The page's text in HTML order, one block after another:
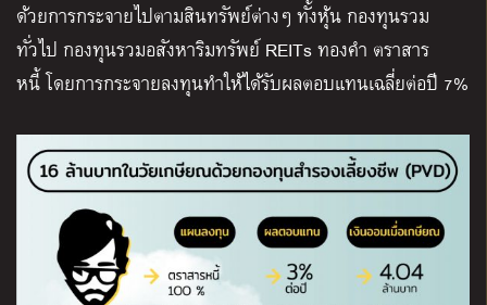
ด้วยการกระจายไปตามสินทรัพย์ต่างๆ ทั้งหุ้น กองทุนรวม
ทั่วไป กองทุนรวมอสังหาริมทรัพย์ REITs ทองคำ ตราสาร
หนี้ โดยการกระจายลงทุนทำให้ได้รับผลตอบแทนเฉลี่ยต่อปี 7%